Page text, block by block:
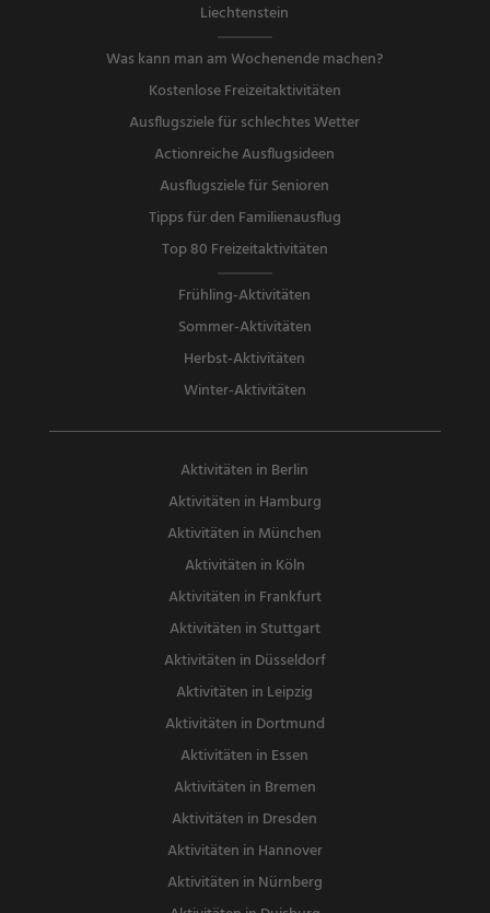
Liechtenstein
Was kann man am Wochenende machen?
Kostenlose Freizeitaktivitäten
Ausflugsziele für schlechtes Wetter
Actionreiche Ausflugsideen
Ausflugsziele für Senioren
Tipps für den Familienausflug
Top 80 Freizeitaktivitäten
Frühling-Aktivitäten
Sommer-Aktivitäten
Herbst-Aktivitäten
Winter-Aktivitäten
Aktivitäten in Berlin
Aktivitäten in Hamburg
Aktivitäten in München
Aktivitäten in Köln
Aktivitäten in Frankfurt
Aktivitäten in Stuttgart
Aktivitäten in Düsseldorf
Aktivitäten in Leipzig
Aktivitäten in Dortmund
Aktivitäten in Essen
Aktivitäten in Bremen
Aktivitäten in Dresden
Aktivitäten in Hannover
Aktivitäten in Nürnberg